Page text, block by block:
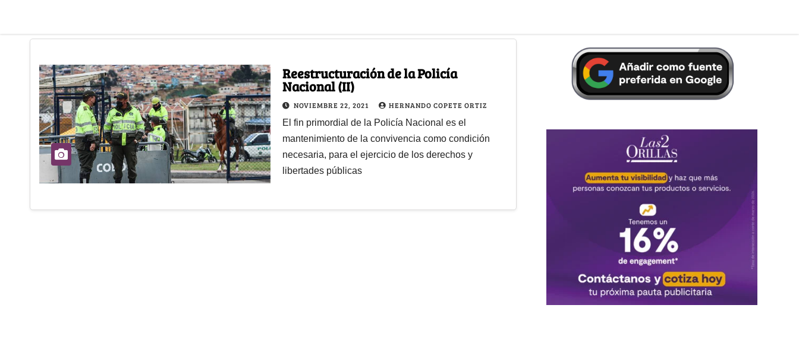
Reestructuración de la Policía
Nacional (II)
NOVIEMBRE 22, 2021 HERNANDO COPETE ORTIZ
El fin primordial de la Policía Nacional es el
mantenimiento de la convivencia como condición
necesaria, para el ejercicio de los derechos y
libertades públicas